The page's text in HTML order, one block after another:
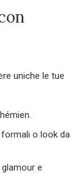
uniche le tue
o look da
e